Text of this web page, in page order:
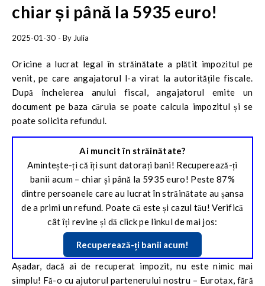
chiar și până la 5935 euro!
2025-01-30 - By Julia
Oricine a lucrat legal în străinătate a plătit impozitul pe
venit, pe care angajatorul l-a virat la autoritățile fiscale.
După încheierea anului fiscal, angajatorul emite un
document pe baza căruia se poate calcula impozitul și se
poate solicita refundul.
Ai muncit în străinătate?
Amintește-ți că îți sunt datorați bani! Recuperează-ți
banii acum – chiar și până la 5935 euro! Peste 87%
dintre persoanele care au lucrat în străinătate au șansa
de a primi un refund. Poate că este și cazul tău! Verifică
cât îți revine și dă click pe linkul de mai jos:
Recuperează-ți banii acum!
Așadar, dacă ai de recuperat impozit, nu este nimic mai
simplu! Fă-o cu ajutorul partenerului nostru – Eurotax, fără